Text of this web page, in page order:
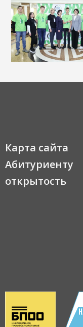
Карта сайта
Абитуриенту
открытость